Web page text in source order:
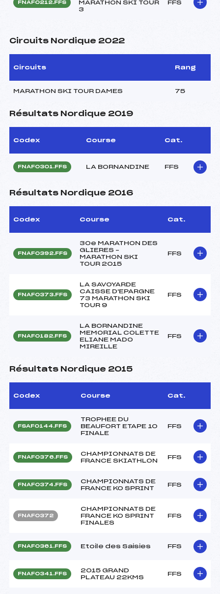
FNAF0212.FFS
MARATHON SKI TOUR
3
FFS
Circuits Nordique 2022
Circuits Rang
MARATHON SKI TOUR DAMES 75
Résultats Nordique 2019
Codex Course Cat.
FNAF0301.FFS LA BORNANDINE FFS
Résultats Nordique 2016
Codex Course Cat.
FNAF0392.FFS
30e MARATHON DES
GLIERES –
MARATHON SKI
TOUR 2015
FFS
FNAF0373.FFS
LA SAVOYARDE
CAISSE D'EPARGNE
73 MARATHON SKI
TOUR 9
FFS
FNAF0182.FFS
LA BORNANDINE
MEMORIAL COLETTE
ELIANE MADO
MIREILLE
FFS
Résultats Nordique 2015
Codex Course Cat.
FSAF0144.FFS
TROPHEE DU
BEAUFORT ETAPE 10
FINALE
FFS
FNAF0376.FFS
CHAMPIONNATS DE
FRANCE SKIATHLON
FFS
FNAF0374.FFS
CHAMPIONNATS DE
FRANCE KO SPRINT
FFS
FNAF0372
CHAMPIONNATS DE
FRANCE KO SPRINT
FINALES
FFS
FNAF0361.FFS Etoile des Saisies FFS
FNAF0341.FFS
2015 GRAND
PLATEAU 22KMS
FFS